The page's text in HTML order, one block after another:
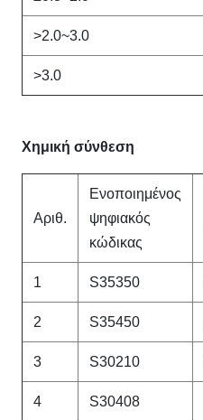
>2.0~3.0
>3.0
Χημική σύνθεση
Αριθ.
Ενοποιημένος
ψηφιακός
κώδικας
1 S35350
2 S35450
3 S30210
4 S30408